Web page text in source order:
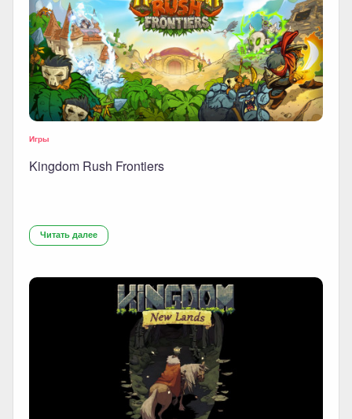
Игры
Kingdom Rush Frontiers
Читать далее